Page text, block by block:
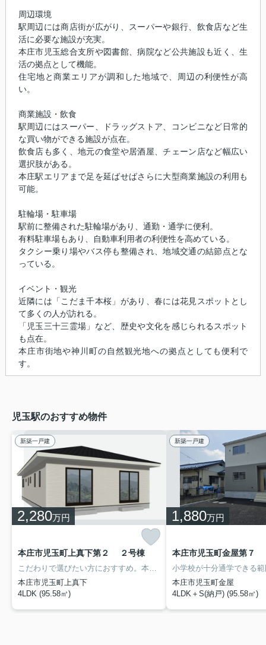
周辺環境
駅周辺には商店街が広がり、スーパーや銀行、飲食店など生
活に必要な施設が充実。
本庄市児玉総合支所や図書館、病院など公共施設も近く、生
活の拠点として機能。
住宅地と商業エリアが調和した地域で、周辺の利便性が高
い。
商業施設・飲食
駅周辺にはスーパー、ドラッグストア、コンビニなど日常的
な買い物ができる施設が点在。
飲食店も多く、地元の食堂や居酒屋、チェーン店など幅広い
選択肢がある。
本庄駅エリアまで足を延ばせばさらに大型商業施設の利用も
可能。
駐輪場・駐車場
駅前に整備された駐輪場があり、通勤・通学に便利。
有料駐車場もあり、自動車利用者の利便性を高めている。
タクシー乗り場やバス停も整備され、地域交通の結節点とな
っている。
イベント・観光
近隣には「こだま千本桜」があり、春には花見スポットとし
て多くの人が訪れる。
「児玉三十三霊場」など、歴史や文化を感じられるスポット
も点在。
本庄市街地や神川町の自然観光地への拠点としても便利で
す。
児玉駅のおすすめ物件
新築一戸建
2,280万円
本庄市児玉町上真下第２ ２号棟
本庄市児玉町上真下
4LDK (95.58㎡)
新築一戸建
1,880万円
本庄市児玉町金屋第７
本庄市児玉町金屋
4LDK＋S(納戸) (95.58㎡)